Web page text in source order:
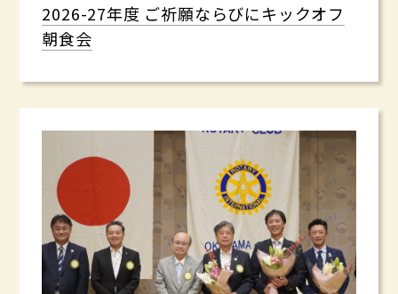
2026-27年度 ご祈願ならびにキックオフ
朝食会